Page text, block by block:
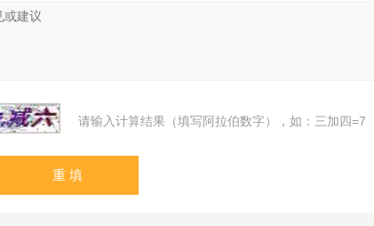
请输入计算结果（填写阿拉伯数字），如：三加四=7